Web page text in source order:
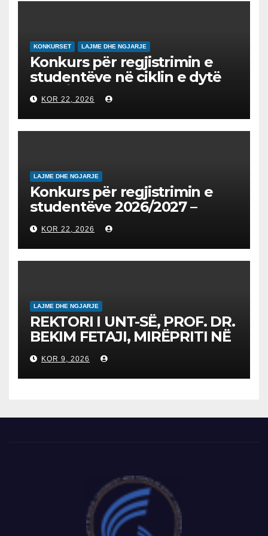
EDUKIMIN DIGJITAL DHE
KONKURSET LAJME DHE NGJARJE
Konkurs për regjistrimin e
studentëve në ciklin e dytë
2026/2027 – Конкурс за
запишување на студенти
на втор циклус студии за
2026/2027
KOR 22, 2026
LAJME DHE NGJARJE
Konkurs për regjistrimin e
studentëve 2026/2027 –
Конкурс за запишување на
студенти за 2026/2027
KOR 22, 2026
LAJME DHE NGJARJE
REKTORI I UNT-SË, PROF. DR.
BEKIM FETAJI, MIRËPRITI NË
TAKIM ZYRTAR DREJTORIN E
SH.A MEPSO, DR. BURIM
LATIFIN
KOR 9, 2026